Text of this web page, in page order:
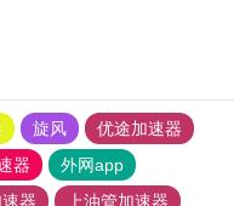
旋风
优途加速器
器
外网app
器 上油管加速器